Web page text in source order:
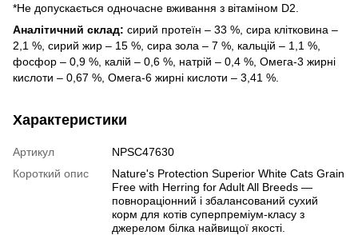
*Не допускається одночасне вживання з вітаміном D2.
Аналітичний склад: сирий протеїн – 33 %, сира клітковина –
2,1 %, сирий жир – 15 %, сира зола – 7 %, кальцій – 1,1 %,
фосфор – 0,9 %, калій – 0,6 %, натрій – 0,4 %, Омега-3 жирні
кислоти – 0,67 %, Омега-6 жирні кислоти – 3,41 %.
Характеристики
Артикул
NPSC47630
Короткий опис
Nature's Protection Superior White Cats Grain
Free with Herring for Adult All Breeds —
повнораціонний і збалансований сухий
корм для котів суперпреміум-класу з
джерелом білка найвищої якості.